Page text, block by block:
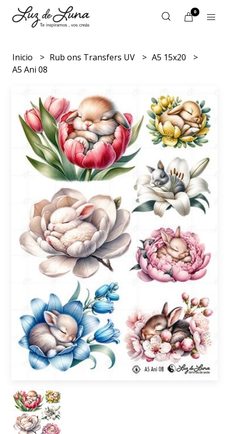
0
Inicio Rub ons Transfers UV
A5 15x20
A5 Ani 08